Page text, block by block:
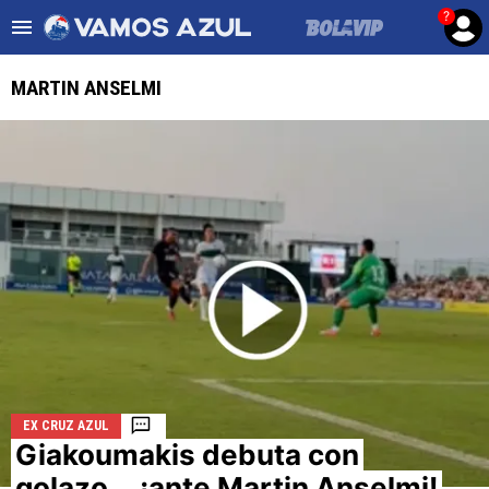
?
ULTIMAS NOTICIAS
LIGA MX
FEMENIL
OPINIÓN
MARTIN ANSELMI
EX CRUZ AZUL
Giakoumakis debuta con